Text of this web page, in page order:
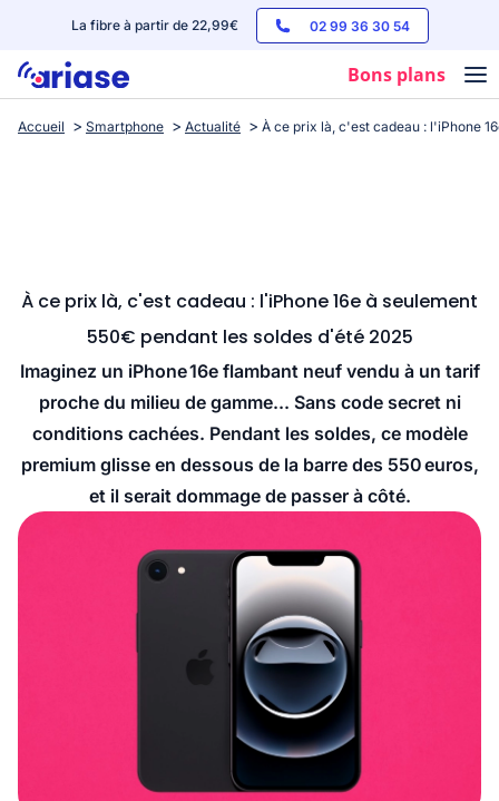
La fibre à partir de 22,99€ 02 99 36 30 54
Bons plans
Box internet
Streaming
Accueil Smartphone Actualité À ce prix là, c'est cadeau : l'iPhone
À ce prix là, c'est cadeau : l'iPhone 16e à seulement
550€ pendant les soldes d'été 2025
Imaginez un iPhone 16e flambant neuf vendu à un tarif
proche du milieu de gamme... Sans code secret ni
conditions cachées. Pendant les soldes, ce modèle
premium glisse en dessous de la barre des 550 euros,
et il serait dommage de passer à côté.